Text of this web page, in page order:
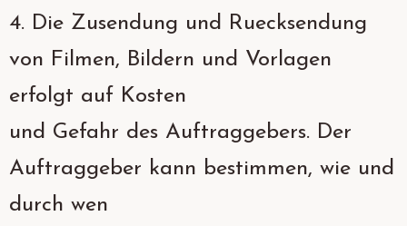
4. Die Zusendung und Ruecksendung
von Filmen, Bildern und Vorlagen
erfolgt auf Kosten
und Gefahr des Auftraggebers. Der
Auftraggeber kann bestimmen, wie und
durch wen